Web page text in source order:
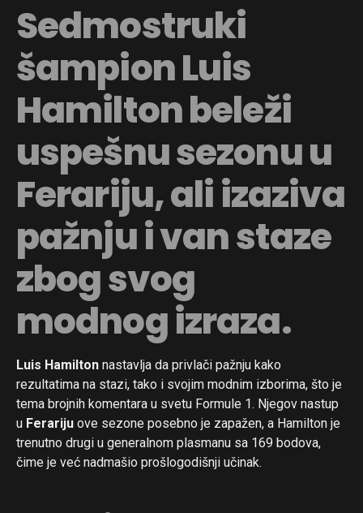
Sedmostruki
šampion Luis
Hamilton beleži
uspešnu sezonu u
Ferariju, ali izaziva
pažnju i van staze
zbog svog
modnog izraza.
Luis Hamilton nastavlja da privlači pažnju kako
rezultatima na stazi, tako i svojim modnim izborima, što je
tema brojnih komentara u svetu Formule 1. Njegov nastup
u Ferariju ove sezone posebno je zapažen, a Hamilton je
trenutno drugi u generalnom plasmanu sa 169 bodova,
čime je već nadmašio prošlogodišnji učinak.